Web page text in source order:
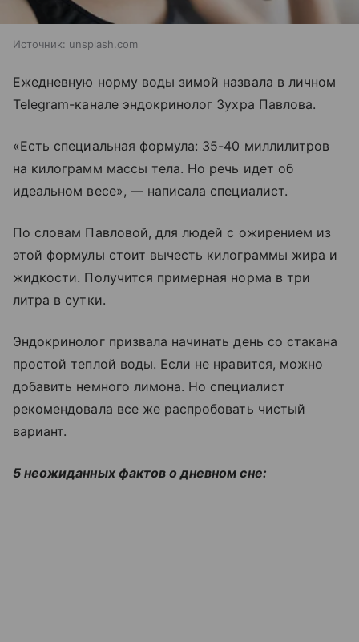
Источник: unsplash.com
Ежедневную норму воды зимой назвала в личном
Telegram-канале эндокринолог Зухра Павлова.
«Есть специальная формула: 35-40 миллилитров
на килограмм массы тела. Но речь идет об
идеальном весе», — написала специалист.
По словам Павловой, для людей с ожирением из
этой формулы стоит вычесть килограммы жира и
жидкости. Получится примерная норма в три
литра в сутки.
Эндокринолог призвала начинать день со стакана
простой теплой воды. Если не нравится, можно
добавить немного лимона. Но специалист
рекомендовала все же распробовать чистый
вариант.
5 неожиданных фактов о дневном сне: